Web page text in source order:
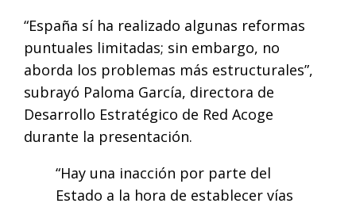
“España sí ha realizado algunas reformas
puntuales limitadas; sin embargo, no
aborda los problemas más estructurales”,
subrayó Paloma García, directora de
Desarrollo Estratégico de Red Acoge
durante la presentación.
“Hay una inacción por parte del
Estado a la hora de establecer vías